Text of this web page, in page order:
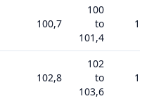
100,7
100
to
101,4
102,8
102
to
103,6